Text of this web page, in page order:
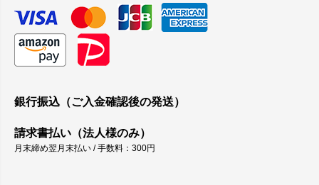
銀行振込（ご入金確認後の発送）
請求書払い（法人様のみ）
月末締め翌月末払い / 手数料：300円